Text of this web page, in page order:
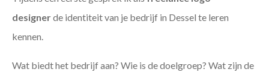
designerde identiteit van je bedrijf in Dessel te leren
kennen.
Wat biedt het bedrijf aan? Wie is de doelgroep? Wat zijn de